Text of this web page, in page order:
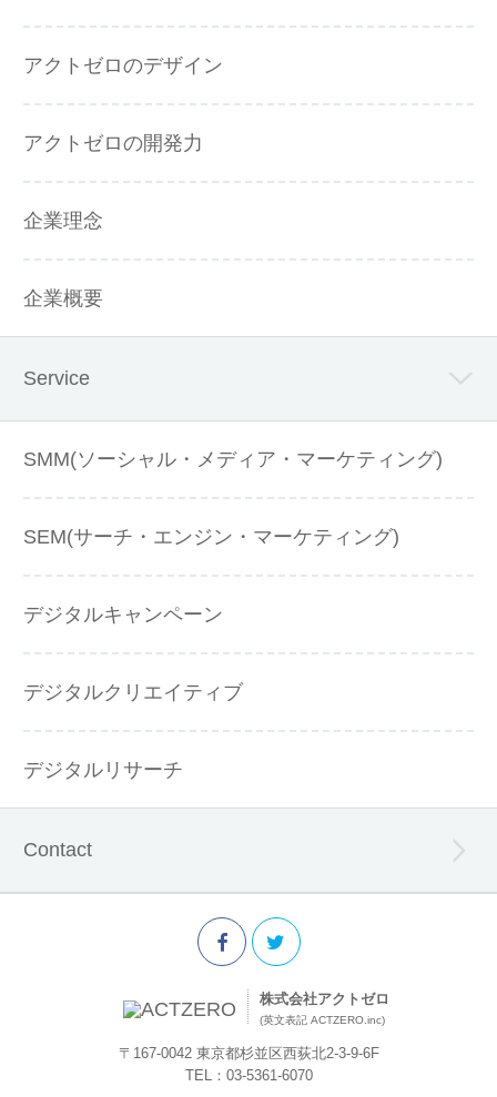
アクトゼロのデザイン
アクトゼロの開発力
企業理念
企業概要
Service
SMM(ソーシャル・メディア・マーケティング)
SEM(サーチ・エンジン・マーケティング)
デジタルキャンペーン
デジタルクリエイティブ
デジタルリサーチ
Contact
株式会社アクトゼロ
(英文表記 ACTZERO.inc)
〒167-0042 東京都杉並区西荻北2-3-9-6F
TEL：03-5361-6070